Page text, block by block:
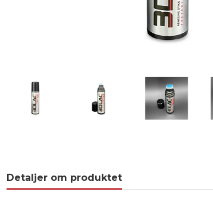
Detaljer om produktet